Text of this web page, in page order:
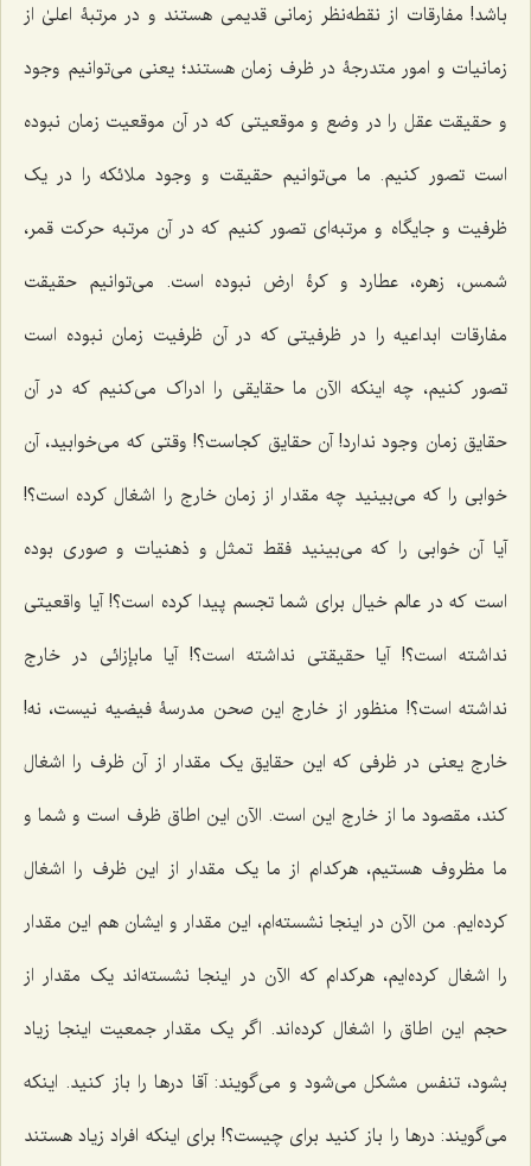
باشد! مفارقات از نقطه‌نظر زمانی قدیمی هستند و در مرتبۀ اعلیٰ از
زمانیات و امور متدرجۀ در ظرف زمان هستند؛ یعنی می‌توانیم وجود
و حقیقت عقل را در وضع و موقعیتی که در آن موقعیت زمان نبوده
است تصور کنیم. ما می‌توانیم حقیقت و وجود ملائکه را در یک
ظرفیت و جایگاه و مرتبه‌ای تصور کنیم که در آن مرتبه حرکت قمر،
شمس، زهره، عطارد و کرۀ ارض نبوده است. می‌توانیم حقیقت
مفارقات ابداعیه را در ظرفیتی که در آن ظرفیت زمان نبوده است
تصور کنیم، چه اینکه الآن ما حقایقی را ادراک می‌کنیم که در آن
حقایق زمان وجود ندارد! آن حقایق کجاست؟! وقتی که می‌خوابید، آن
خوابی را که می‌بینید چه مقدار از زمان خارج را اشغال کرده است؟!
آیا آن خوابی را که می‌بینید فقط تمثل و ذهنیات و صوری بوده
است که در عالم خیال برای شما تجسم پیدا کرده است؟! آیا واقعیتی
نداشته است؟! آیا حقیقتی نداشته است؟! آیا ما‌بإزائی در خارج
نداشته است؟! منظور از خارج این صحن مدرسۀ فیضیه نیست، نه!
خارج یعنی در ظرفی که این حقایق یک مقدار از آن ظرف را اشغال
کند، مقصود ما از خارج این است. الآن این اطاق ظرف است و شما و
ما مظروف هستیم، هرکدام از ما یک مقدار از این ظرف را اشغال
کرده‌ایم. من الآن در اینجا نشسته‌ام، این مقدار و ایشان هم این مقدار
را اشغال کرده‌ایم، هرکدام که الآن در اینجا نشسته‌اند یک مقدار از
حجم این اطاق را اشغال کرده‌اند. اگر یک مقدار جمعیت اینجا زیاد
بشود، تنفس مشکل می‌شود و می‌گویند: آقا درها را باز کنید. اینکه
می‌گویند: درها را باز کنید برای چیست؟! برای اینکه افراد زیاد هستند